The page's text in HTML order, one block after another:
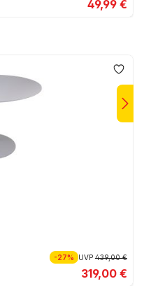
49,99 €
-27% UVP439,00 €
319,00 €